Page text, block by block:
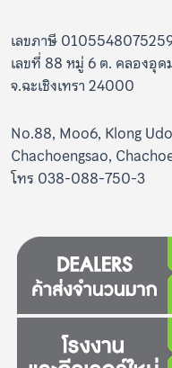
เลขภาษี
เลขที่ 88 หมู่ 6 ต. คลองอุด
จ.ฉะเชิงเทรา 24000
No.88, Moo6, Klong
Chachoengsao,
โทร 038-088-750-3